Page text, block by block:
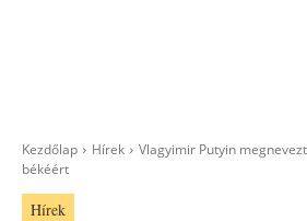
Kezdőlap Hírek
Vlagyimir Putyin
békéért
Hírek